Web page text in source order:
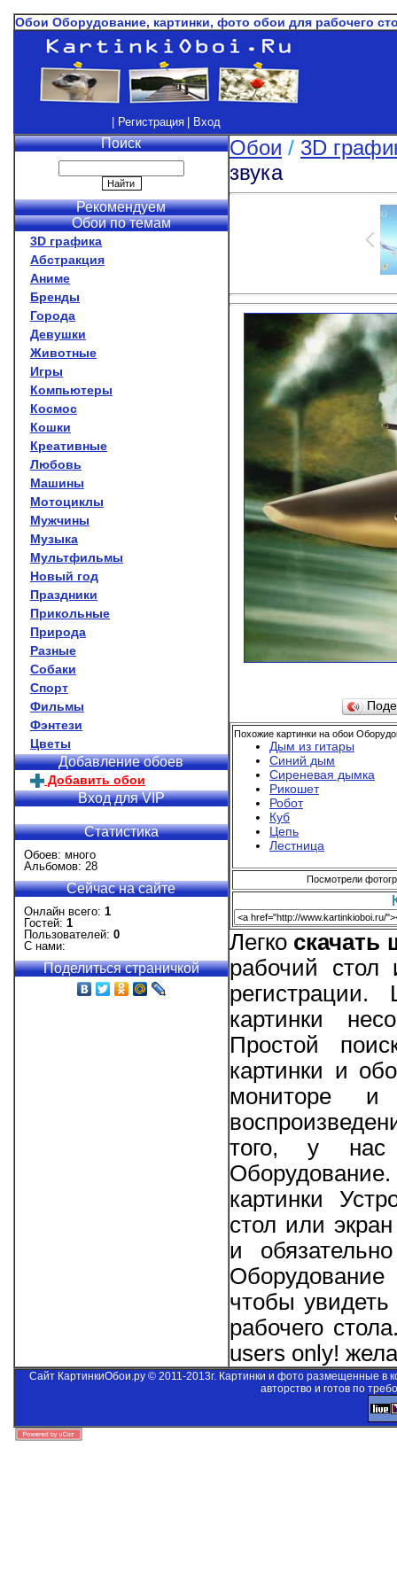
Обои Оборудование, картинки, фото обои для рабочего
| Регистрация | Вход
Поиск
Рекомендуем
Обои по темам
3D графика
Абстракция
Аниме
Бренды
Города
Девушки
Животные
Игры
Компьютеры
Космос
Кошки
Креативные
Любовь
Машины
Мотоциклы
Мужчины
Музыка
Мультфильмы
Новый год
Праздники
Прикольные
Природа
Разные
Собаки
Спорт
Фильмы
Фэнтези
Цветы
Добавление обоев
Добавить обои
Вход для VIP
Статистика
Обоев: много
Альбомов: 28
Сейчас на сайте
Онлайн всего: 1
Гостей: 1
Пользователей: 0
С нами:
Поделиться страничкой
Обои / 3D
звука
Похожие картинки на обои
Дым из гитары
Синий дым
Сиреневая дымка
Рикошет
Робот
Куб
Цепь
Лестница
Посмотрели
Легко
рабочий стол
картинки
Простой
картинки и
мониторе и
того, у нас
картинки
стол или
и
Оборудование
чтобы
рабочего
users only!
Сайт КартинкиОбои.ру © 2011-2013г. Картинки и фото размещенные в
авторство и готов по